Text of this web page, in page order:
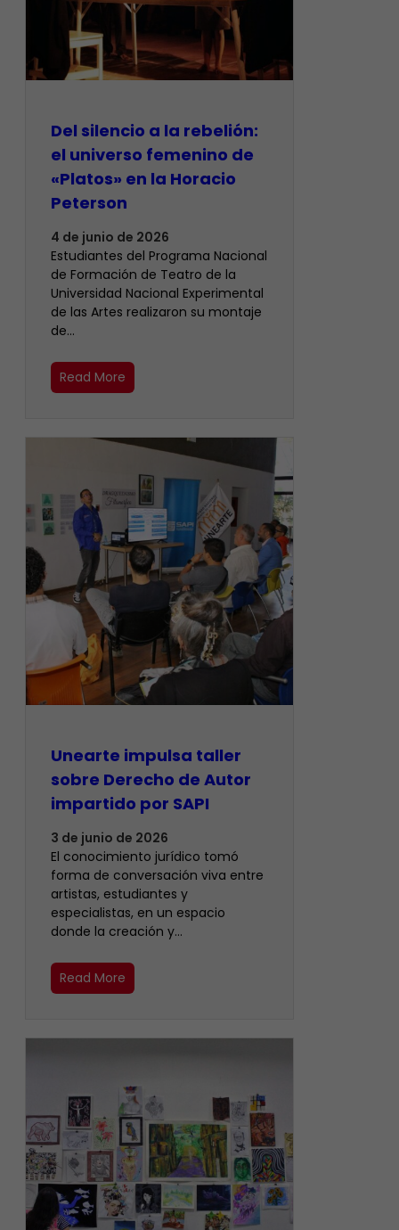
Del silencio a la rebelión:
el universo femenino de
«Platos» en la Horacio
Peterson
4 de junio de 2026
Estudiantes del Programa Nacional
de Formación de Teatro de la
Universidad Nacional Experimental
de las Artes realizaron su montaje
de…
Read More
Unearte impulsa taller
sobre Derecho de Autor
impartido por SAPI
3 de junio de 2026
El conocimiento jurídico tomó
forma de conversación viva entre
artistas, estudiantes y
especialistas, en un espacio
donde la creación y…
Read More